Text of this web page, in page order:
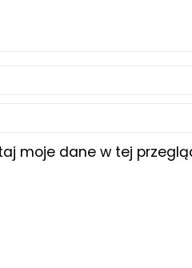
moje dane w tej